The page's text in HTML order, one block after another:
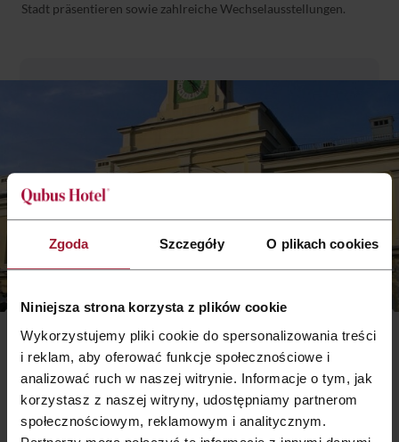
Zgoda Szczegóły O plikach cookies
Niniejsza strona korzysta z plików cookie
Wykorzystujemy pliki cookie do spersonalizowania treści
i reklam, aby oferować funkcje społecznościowe i
analizować ruch w naszej witrynie. Informacje o tym, jak
korzystasz z naszej witryny, udostępniamy partnerom
społecznościowym, reklamowym i analitycznym.
Stadt präsentieren sowie zahlreiche Wechselausstellungen.
Das Museum für Spielzeuge und Spiel
Das Museum für Spielzeuge und Spiel (Muzeum Zabawy) ist das
älteste und das größte Museum dieser Art in Polen. Es entstand
1979 und beherbergt heute über 4500 Exponate.